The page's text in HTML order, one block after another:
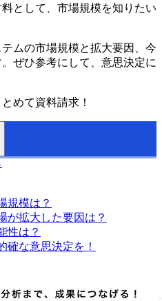
として、市場規模を知りたい
ムの市場規模と拡大要因、今
ぜひ参考にして、意思決定に
めて資料請求！
規模は？
が拡大した要因は？
性は？
確な意思決定を！